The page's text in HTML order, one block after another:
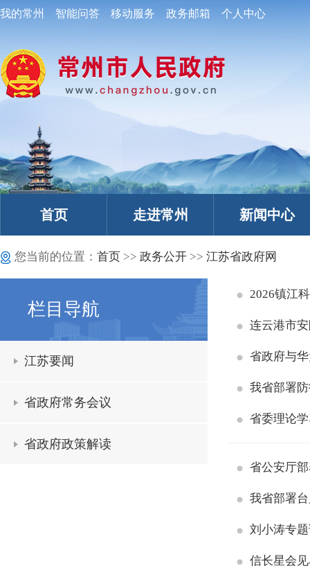
我的常州 智能问答 移动服务 政务邮箱 个人中心
首页 走进常州 新闻中心
您当前的位置： 首页 >> 政务公开 >> 江苏省政府网
栏目导航
江苏要闻
省政府常务会议
省政府政策解读
2026镇江
连云港市
省政府与
我省部署
省委理论
省公安厅
我省部署
刘小涛专
信长星会